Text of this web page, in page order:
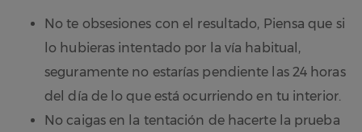
No te obsesiones con el resultado, Piensa que si
lo hubieras intentado por la vía habitual,
seguramente no estarías pendiente las 24 horas
del día de lo que está ocurriendo en tu interior.
No caigas en la tentación de hacerte la prueba